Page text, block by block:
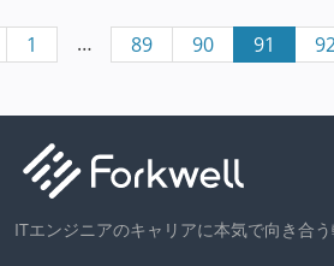
1 … 89 90 91
ITエンジニアのキャリアに本気で向き合